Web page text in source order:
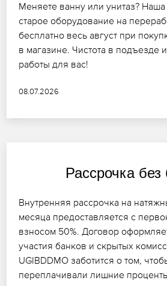
Меняете ванну или унитаз?
старое оборудование на
бесплатно весь август при
в магазине. Чистота в подъезде
работы для вас!
08.07.2026
Рассрочка без
Внутренняя рассрочка на
месяца предоставляется с
взносом 50%. Договор
участия банков и скрытых
UGIBDDMO заботится о том,
переплачивали лишние